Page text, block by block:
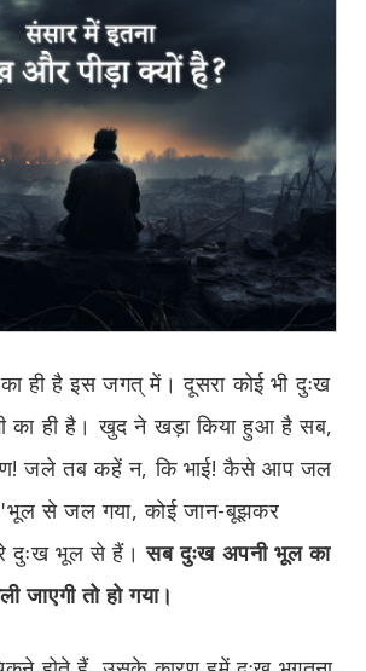
ही है इस जगत् में। दूसरा कोई भी दुःख
का ही है। खुद ने खड़ा किया हुआ है सब,
जले तब कहें न, कि भाई! कैसे आप जल
से जल गया, कोई जान-बूझकर
दुःख भूल से हैं।सब दुःख अपनी भूल का
जाएगी तो हो गया।